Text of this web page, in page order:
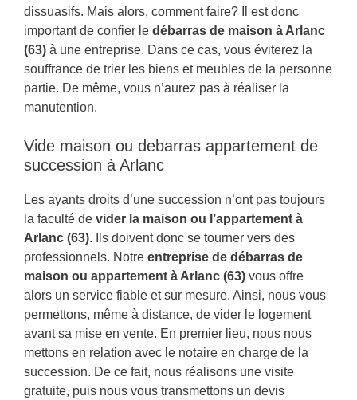
dissuasifs. Mais alors, comment faire? Il est donc
important de confier le débarras de maison à Arlanc
(63) à une entreprise. Dans ce cas, vous éviterez la
souffrance de trier les biens et meubles de la personne
partie. De même, vous n’aurez pas à réaliser la
manutention.
Vide maison ou debarras appartement de
succession à Arlanc
Les ayants droits d’une succession n’ont pas toujours
la faculté de vider la maison ou l’appartement à
Arlanc (63). Ils doivent donc se tourner vers des
professionnels. Notre entreprise de débarras de
maison ou appartement à Arlanc (63) vous offre
alors un service fiable et sur mesure. Ainsi, nous vous
permettons, même à distance, de vider le logement
avant sa mise en vente. En premier lieu, nous nous
mettons en relation avec le notaire en charge de la
succession. De ce fait, nous réalisons une visite
gratuite, puis nous vous transmettons un devis